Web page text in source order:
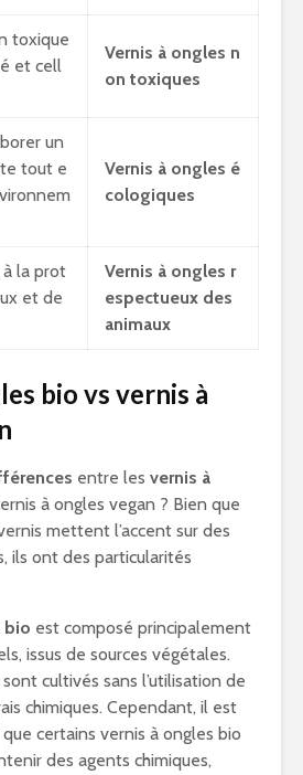
toxique
et cell
Vernis à ongles n
on toxiques
un
tout e
Vernis à ongles é
cologiques
la prot
et de
Vernis à ongles r
espectueux des
animaux
bio vs vernis à
entre les vernis à
à ongles vegan ? Bien que
mettent l’accent sur des
ils ont des particularités
bio est composé principalement
issus de sources végétales.
cultivés sans l’utilisation de
chimiques. Cependant, il est
certains vernis à ongles bio
des agents chimiques,